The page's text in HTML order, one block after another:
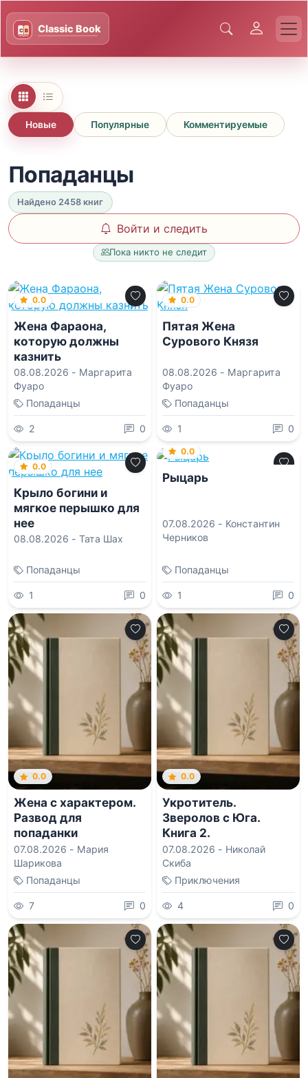
Новые Популярные Комментируемые
Попаданцы
Найдено 2458 книг
Войти и следить
Пока никто не следит
0.0
Жена Фараона,
которую должны
казнить
08.08.2026 - Маргарита
Фуаро
Попаданцы
2 0
0.0
Пятая Жена
Сурового Князя
08.08.2026 - Маргарита
Фуаро
Попаданцы
1 0
0.0
Крыло богини и
мягкое перышко для
нее
08.08.2026 - Тата Шах
Попаданцы
1 0
0.0
Рыцарь
07.08.2026 - Константин
Черников
Попаданцы
1 0
0.0
Жена с характером.
Развод для
попаданки
07.08.2026 - Мария
Шарикова
Попаданцы
7 0
0.0
Укротитель.
Зверолов с Юга.
Книга 2.
07.08.2026 - Николай
Скиба
Приключения
4 0